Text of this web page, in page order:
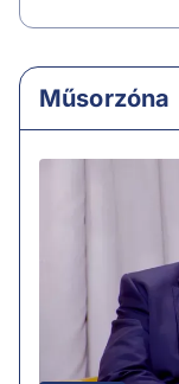
Műsorzóna